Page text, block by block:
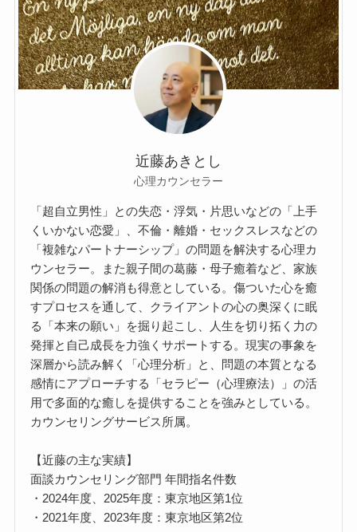
近藤あきとし
心理カウンセラー
「超自立男性」との失恋・浮気・片思いなどの「上手
くいかない恋愛」、不倫・離婚・セックスレスなどの
「複雑なパートナーシップ」の問題を解決する心理カ
ウンセラー。また親子間の葛藤・母子癒着など、家族
関係の問題の解消も得意としている。傷ついた心を癒
すプロセスを通して、クライアントの心の奥深くに眠
る「本来の願い」を掘り起こし、人生を切り拓く力の
発揮と自己成長を力強くサポートする。現実の事象を
深層から読み解く「心理分析」と、問題の本質となる
感情にアプローチする「セラピー（心理療法）」の活
用で多面的な癒しを提供することを強みとしている。
カウンセリングサービス所属。
【近藤の主な実績】
面談カウンセリング部門 年間指名件数
・2024年度、2025年度：東京地区第1位
・2021年度、2023年度：東京地区第2位